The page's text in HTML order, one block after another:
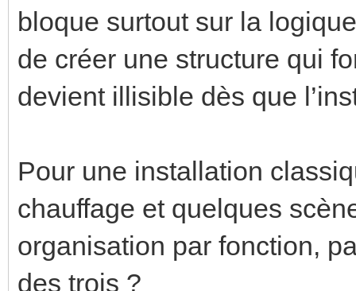
bloque surtout sur la
de créer une structure qui
devient illisible dès que
Pour une installation
chauffage et quelques
organisation par fonction,
des trois ?